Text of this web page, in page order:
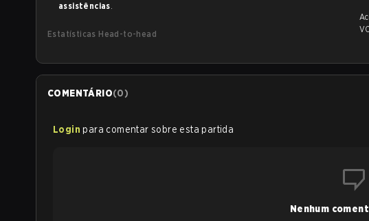
assistências.
Estatísticas Head-to-head
COMENTÁRIO(0)
Login para comentar sobre esta partida
Nenhum